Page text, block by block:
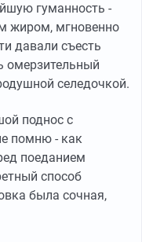
гуманность -
жиром, мгновенно
давали съесть
омерзительный
селедочкой.
поднос с
помню - как
поеданием
способ
была сочная,